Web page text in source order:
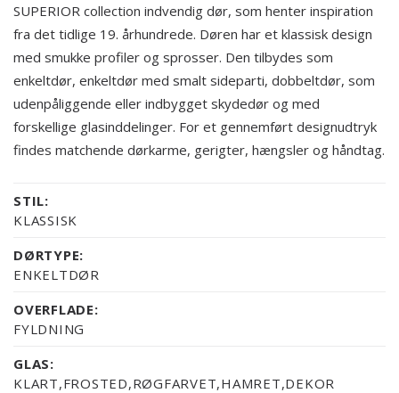
SUPERIOR collection indvendig dør, som henter inspiration
fra det tidlige 19. århundrede. Døren har et klassisk design
med smukke profiler og sprosser. Den tilbydes som
enkeltdør, enkeltdør med smalt sideparti, dobbeltdør, som
udenpåliggende eller indbygget skydedør og med
forskellige glasinddelinger. For et gennemført designudtryk
findes matchende dørkarme, gerigter, hængsler og håndtag.
STIL:
KLASSISK
DØRTYPE:
ENKELTDØR
OVERFLADE:
FYLDNING
GLAS:
KLART,FROSTED,RØGFARVET,HAMRET,DEKOR